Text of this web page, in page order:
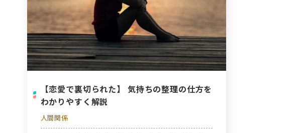
【恋愛で裏切られた】 気持ちの整理の仕方を
わかりやすく解説
人間関係